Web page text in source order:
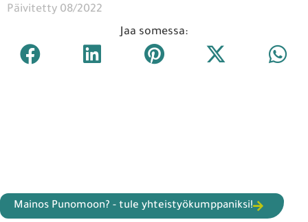
Päivitetty 08/2022
Jaa somessa:
Mainos Punomoon? - tule yhteistyökumppaniksi!